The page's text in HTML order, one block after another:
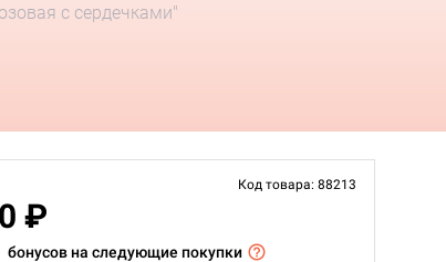
c сердечками"
Код товара: 88213
₽
бонусов на следующие покупки